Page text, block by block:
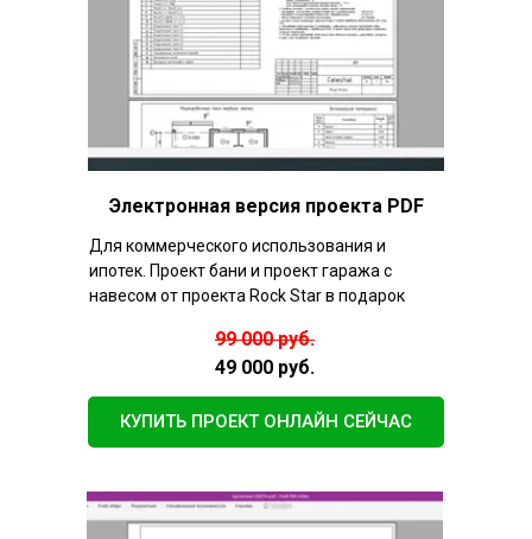
КУПИТЬ ПРОЕКТ ОНЛАЙН СЕЙЧАС
99 000 руб.
49 000 руб.
Для коммерческого использования и
ипотек. Проект бани и проект гаража с
навесом от проекта Rock Star в подарок
Электронная версия проекта PDF